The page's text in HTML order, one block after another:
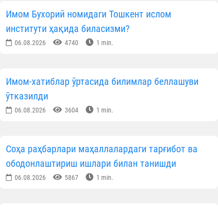
Имом Бухорий номидаги Тошкент ислом
институти ҳақида биласизми?
06.08.2026 4740 1 min.
Имом-хатиблар ўртасида билимлар беллашуви
ўтказилди
06.08.2026 3604 1 min.
Соҳа раҳбарлари маҳаллалардаги тарғибот ва
ободонлаштириш ишлари билан танишди
06.08.2026 5867 1 min.